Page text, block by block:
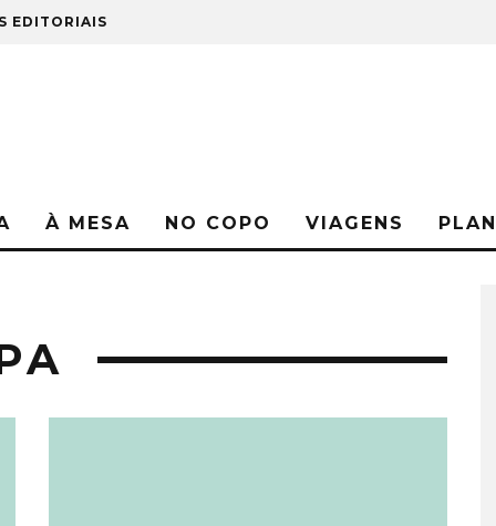
EDITORIAIS
À MESA NO COPO VIAGENS